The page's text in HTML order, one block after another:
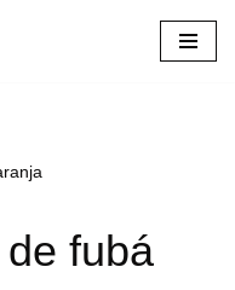
fubá